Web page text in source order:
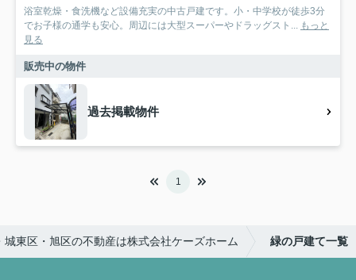
浴室乾燥・食洗機など設備充実の中古戸建です。小・中学校が徒歩3分
でお子様の通学も安心。周辺には大型スーパーやドラッグスト... もっと
見る
販売中の物件
過去掲載物件
1
城東区・旭区の不動産は株式会社ケーズホーム 緑の戸建て一覧